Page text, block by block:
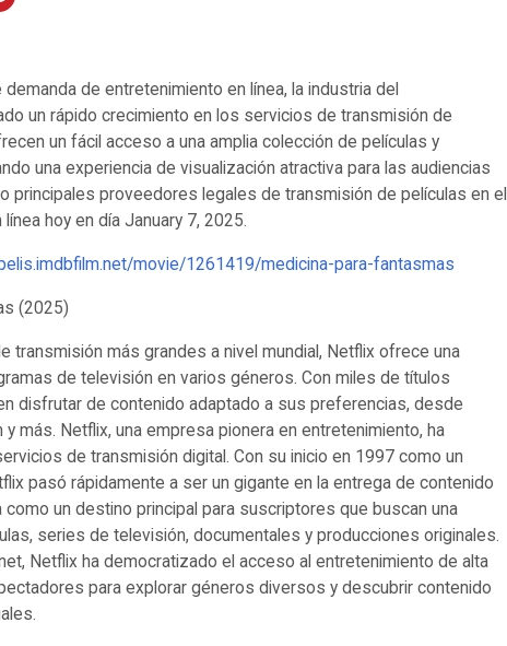
de entretenimiento en línea, la industria del
un rápido crecimiento en los servicios de transmisión de
un fácil acceso a una amplia colección de películas y
una experiencia de visualización atractiva para las audiencias
principales proveedores legales de transmisión de películas en el
hoy en día January 7, 2025.
movie/1261419/medicina-para-fantasmas
(2025)
transmisión más grandes a nivel mundial, Netflix ofrece una
de televisión en varios géneros. Con miles de títulos
disfrutar de contenido adaptado a sus preferencias, desde
más. Netflix, una empresa pionera en entretenimiento, ha
de transmisión digital. Con su inicio en 1997 como un
pasó rápidamente a ser un gigante en la entrega de contenido
como un destino principal para suscriptores que buscan una
series de televisión, documentales y producciones originales.
Netflix ha democratizado el acceso al entretenimiento de alta
para explorar géneros diversos y descubrir contenido